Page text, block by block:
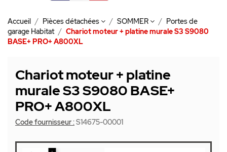
Accueil Pièces détachées SOMMER
Portes de
garage Habitat
Chariot moteur + platine murale S3 S9080
BASE+ PRO+ A800XL
Chariot moteur + platine
murale S3 S9080 BASE+
PRO+ A800XL
Code fournisseur :S14675-00001